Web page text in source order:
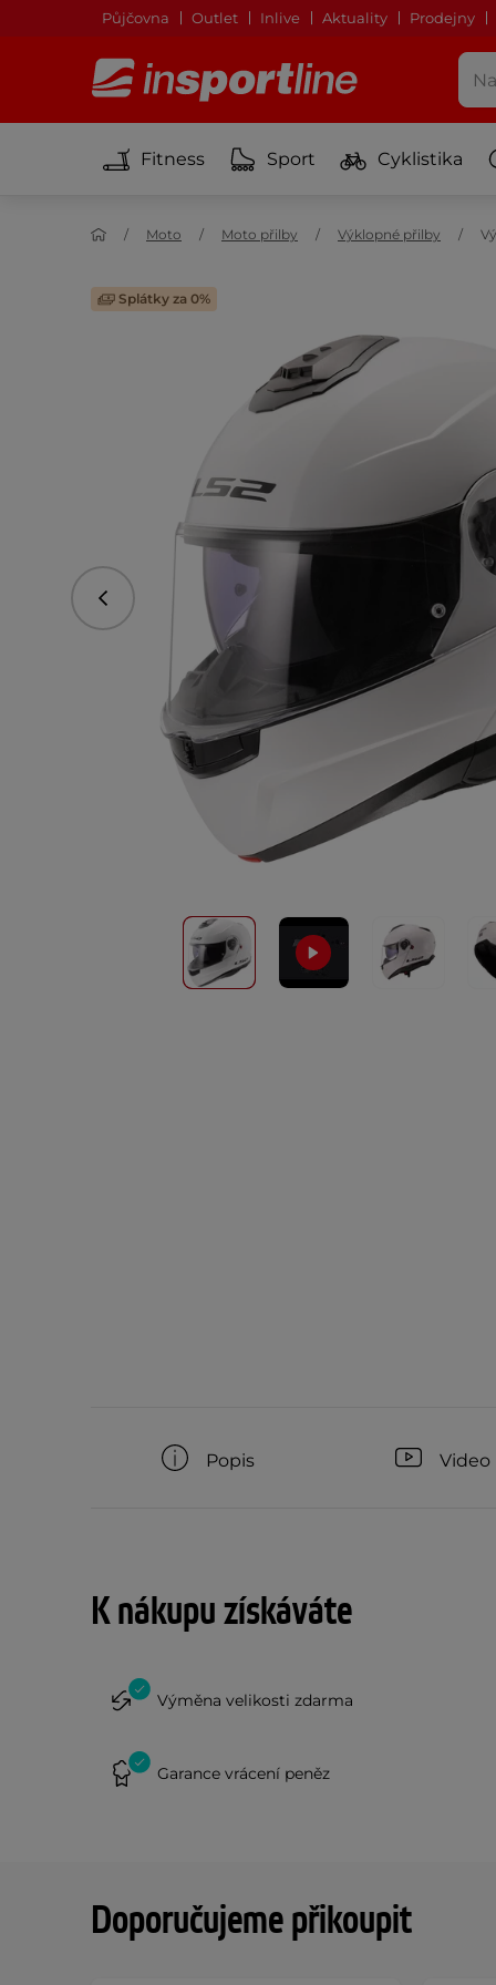
Půjčovna Outlet Inlive Aktuality Prodejny
Fitness Sport Cyklistika
Moto Moto přilby Výklopné přilby
Splátky za 0%
Předchozí
Popis Video
K nákupu získáváte
Výměna velikosti zdarma
Garance vrácení peněz
Doporučujeme přikoupit